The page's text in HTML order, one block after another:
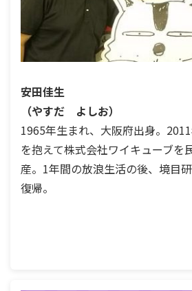
安田佳生
（やすだ よしお）
1965年生まれ、大阪府出身。
を抱えて株式会社ワイキューブを
産。1年間の放浪生活の後、境目
復帰。